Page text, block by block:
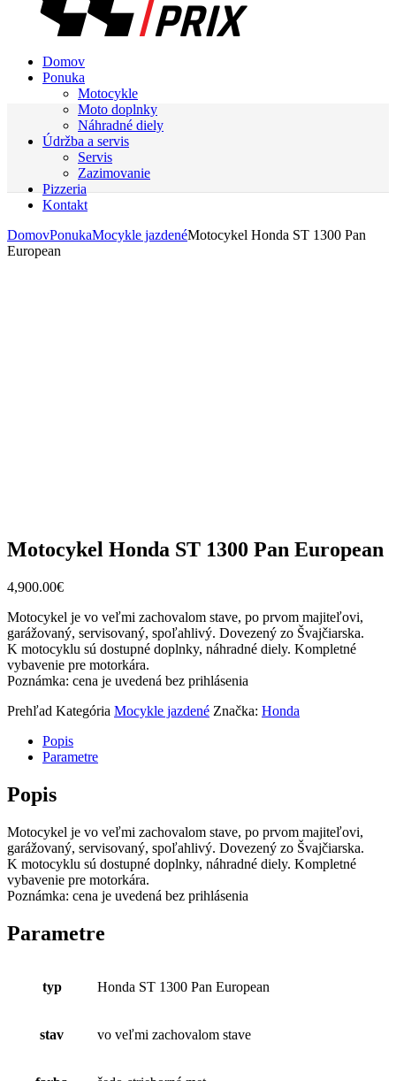
Domov
Ponuka
Motocykle
Moto doplnky
Náhradné diely
Údržba a servis
Servis
Zazimovanie
Pizzeria
Kontakt
DomovPonukaMocykle jazdenéMotocykel Honda ST 1300 Pan
European
Motocykel Honda ST 1300 Pan European
4,900.00€
Motocykel je vo veľmi zachovalom stave, po prvom majiteľovi,
garážovaný, servisovaný, spoľahlivý. Dovezený zo Švajčiarska.
K motocyklu sú dostupné doplnky, náhradné diely. Kompletné
vybavenie pre motorkára.
Poznámka: cena je uvedená bez prihlásenia
Prehľad Kategória Mocykle jazdené Značka: Honda
Popis
Parametre
Popis
Motocykel je vo veľmi zachovalom stave, po prvom majiteľovi,
garážovaný, servisovaný, spoľahlivý. Dovezený zo Švajčiarska.
K motocyklu sú dostupné doplnky, náhradné diely. Kompletné
vybavenie pre motorkára.
Poznámka: cena je uvedená bez prihlásenia
Parametre
typ Honda ST 1300 Pan European
stav vo veľmi zachovalom stave